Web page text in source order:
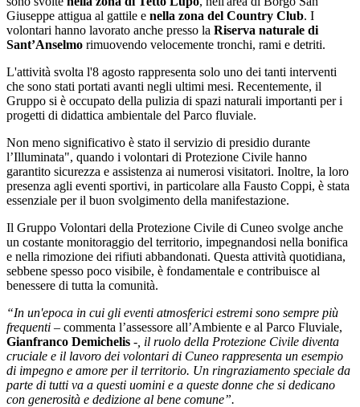
Giuseppe attigua al gattile e nella zona del Country Club. I
volontari hanno lavorato anche presso la Riserva naturale di
Sant’Anselmo rimuovendo velocemente tronchi, rami e detriti.
L'attività svolta l'8 agosto rappresenta solo uno dei tanti interventi
che sono stati portati avanti negli ultimi mesi. Recentemente, il
Gruppo si è occupato della pulizia di spazi naturali importanti per i
progetti di didattica ambientale del Parco fluviale.
Non meno significativo è stato il servizio di presidio durante
l’Illuminata", quando i volontari di Protezione Civile hanno
garantito sicurezza e assistenza ai numerosi visitatori. Inoltre, la loro
presenza agli eventi sportivi, in particolare alla Fausto Coppi, è stata
essenziale per il buon svolgimento della manifestazione.
Il Gruppo Volontari della Protezione Civile di Cuneo svolge anche
un costante monitoraggio del territorio, impegnandosi nella bonifica
e nella rimozione dei rifiuti abbandonati. Questa attività quotidiana,
sebbene spesso poco visibile, è fondamentale e contribuisce al
benessere di tutta la comunità.
“In un'epoca in cui gli eventi atmosferici estremi sono sempre più
frequenti – commenta l’assessore all’Ambiente e al Parco Fluviale,
Gianfranco Demichelis - , il ruolo della Protezione Civile diventa
cruciale e il lavoro dei volontari di Cuneo rappresenta un esempio
di impegno e amore per il territorio. Un ringraziamento speciale da
parte di tutti va a questi uomini e a queste donne che si dedicano
con generosità e dedizione al bene comune”.